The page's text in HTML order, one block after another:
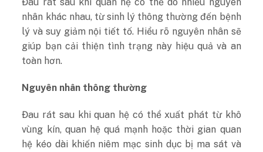
Đau rát sau khi quan hệ có thể do nhiều nguyên
nhân khác nhau, từ sinh lý thông thường đến bệnh
lý và suy giảm nội tiết tố. Hiểu rõ nguyên nhân sẽ
giúp bạn cải thiện tình trạng này hiệu quả và an
toàn hơn.
Nguyên nhân thông thường
Đau rát sau khi quan hệ có thể xuất phát từ khô
vùng kín, quan hệ quá mạnh hoặc thời gian quan
hệ kéo dài khiến niêm mạc sinh dục bị ma sát và